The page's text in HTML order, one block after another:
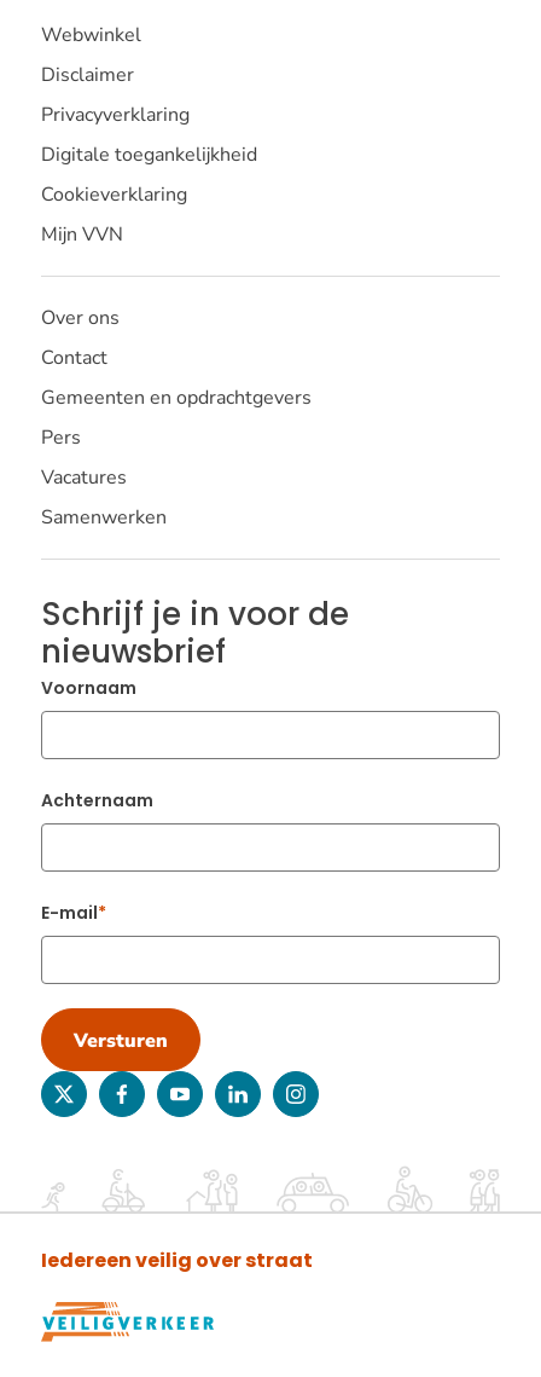
Webwinkel
Disclaimer
Privacyverklaring
Digitale toegankelijkheid
Cookieverklaring
Mijn VVN
Over ons
Contact
Gemeenten en opdrachtgevers
Pers
Vacatures
Samenwerken
Schrijf je in voor de
nieuwsbrief
Voornaam
Achternaam
E-mail
Versturen
twitterfacebookyoutubelinkedininstagram
Iedereen veilig over straat